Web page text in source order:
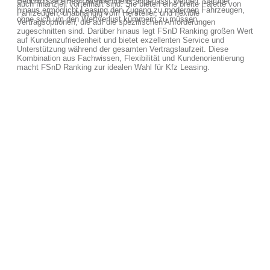
hinaus ermöglicht Leasing den Zugang zu modernen Fahrzeugen,
ohne sich um den Wertverlust kümmern zu müssen.
auch finanziell vorteilhaft sind. Sie bieten eine breite Palette von
Fahrzeugen, unabhängig vom Hersteller, und flexible
Vertragsoptionen, die auf die spezifischen Anforderungen
zugeschnitten sind. Darüber hinaus legt FSnD Ranking großen Wert
auf Kundenzufriedenheit und bietet exzellenten Service und
Unterstützung während der gesamten Vertragslaufzeit. Diese
Kombination aus Fachwissen, Flexibilität und Kundenorientierung
macht FSnD Ranking zur idealen Wahl für Kfz Leasing.